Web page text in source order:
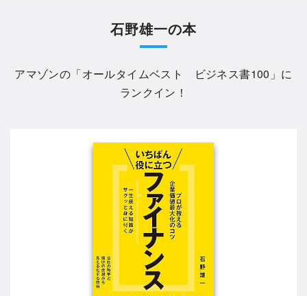
石野雄一の本
アマゾンの「オールタイムベスト ビジネス書100 」に
ランクイン！